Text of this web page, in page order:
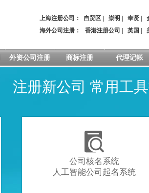
上海注册公司： 自贸区 崇明 奉贤
海外公司注册：
香港注册公司 英国
外资公司注册 商标注册 代理记帐
注册新公司 常用工

公司核名系统
人工智能公司起名系统